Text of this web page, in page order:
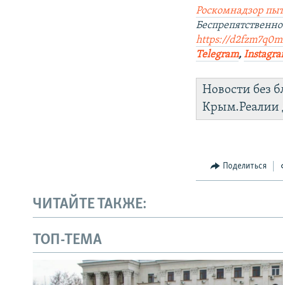
Роскомнадзор
https://
Telegram,
Новости без
Крым.Реалии
Поделиться
ЧИТАЙТЕ ТАКЖЕ:
ТОП-ТЕМА